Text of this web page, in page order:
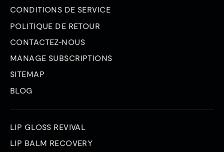
CONDITIONS DE SERVICE
POLITIQUE DE RETOUR
CONTACTEZ-NOUS
MANAGE SUBSCRIPTIONS
SITEMAP
BLOG
LIP GLOSS REVIVAL
LIP BALM RECOVERY